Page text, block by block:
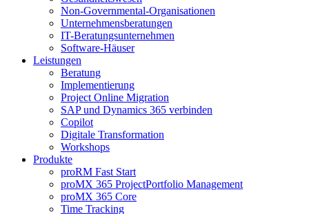
Non-Governmental-Organisationen
Unternehmensberatungen
IT-Beratungsunternehmen
Software-Häuser
Leistungen
Beratung
Implementierung
Project Online Migration
SAP und Dynamics 365 verbinden
Copilot
Digitale Transformation
Workshops
Produkte
proRM Fast Start
proMX 365 ProjectPortfolio Management
proMX 365 Core
Time Tracking